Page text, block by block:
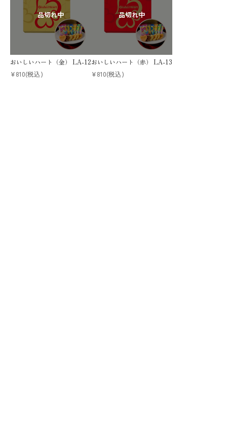
おいしいハート（金） LA-12
¥810(税込)
おいしいハート（赤） LA-13
¥810(税込)